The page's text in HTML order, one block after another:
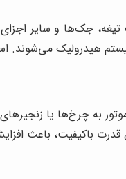
تیغه، جک‌ها و سایر
سیستم هیدرولیک
به چرخ‌ها یا
قدرت باکیفیت، باعث